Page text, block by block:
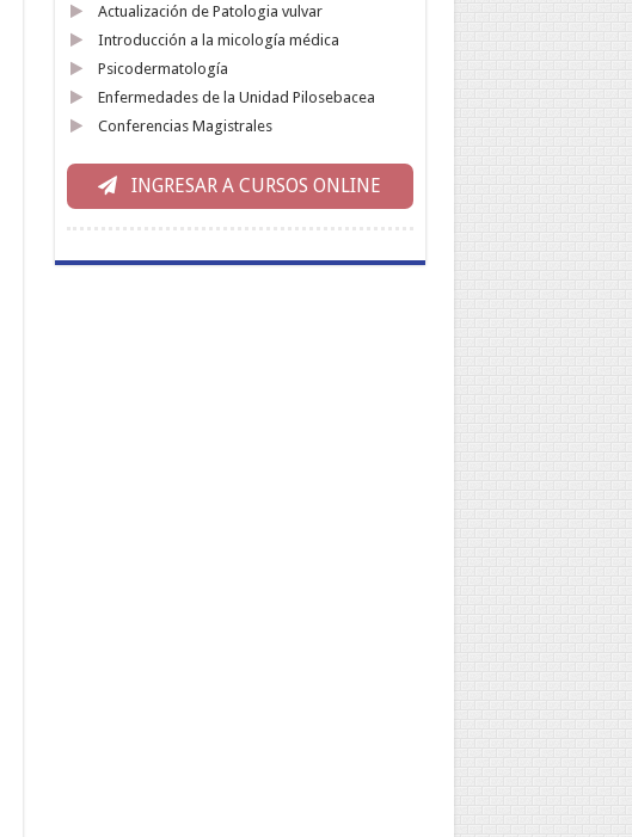
Actualización de Patologia vulvar
Introducción a la micología médica
Psicodermatología
Enfermedades de la Unidad Pilosebacea
Conferencias Magistrales
INGRESAR A CURSOS ONLINE